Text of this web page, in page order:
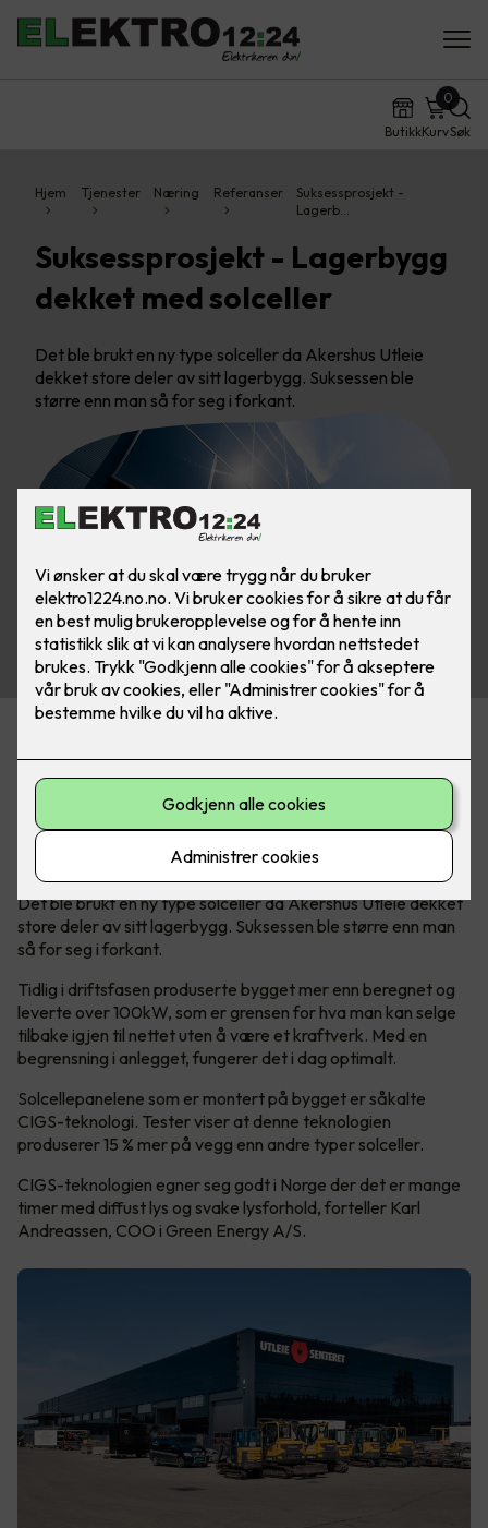
ButikkKurv
0
Søk
Hjem Tjenester Næring Referanser
Suksessprosjekt -
Lagerb…
Suksessprosjekt - Lagerbygg
dekket med solceller
Det ble brukt en ny type solceller da Akershus Utleie
dekket store deler av sitt lagerbygg. Suksessen ble
større enn man så for seg i forkant.
seg godt til solceller
- det viser pilotprosjektet hos Akershus
Det ble brukt en ny type solceller da Akershus Utleie dekket
store deler av sitt lagerbygg. Suksessen ble større enn man
så for seg i forkant.
Tidlig i driftsfasen produserte bygget mer enn beregnet og
leverte over 100kW, som er grensen for hva man kan selge
tilbake igjen til nettet uten å være et kraftverk. Med en
begrensning i anlegget, fungerer det i dag optimalt.
Solcellepanelene som er montert på bygget er såkalte
CIGS-teknologi. Tester viser at denne teknologien
produserer 15 % mer på vegg enn andre typer solceller.
CIGS-teknologien egner seg godt i Norge der det er mange
timer med diffust lys og svake lysforhold, forteller Karl
Andreassen, COO i Green Energy A/S.